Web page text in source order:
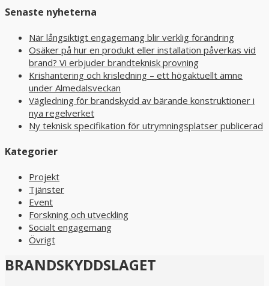
Senaste nyheterna
När långsiktigt engagemang blir verklig förändring
Osäker på hur en produkt eller installation påverkas vid
brand? Vi erbjuder brandteknisk provning
Krishantering och krisledning – ett högaktuellt ämne
under Almedalsveckan
Vägledning för brandskydd av bärande konstruktioner i
nya regelverket
Ny teknisk specifikation för utrymningsplatser publicerad
Kategorier
Projekt
Tjänster
Event
Forskning och utveckling
Socialt engagemang
Övrigt
BRANDSKYDDSLAGET